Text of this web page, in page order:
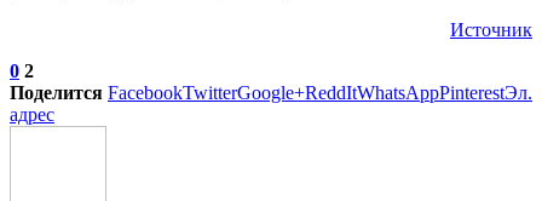
Источник
0 2
Поделится FacebookTwitterGoogle+ReddItWhatsAppPinterestЭл.
адрес